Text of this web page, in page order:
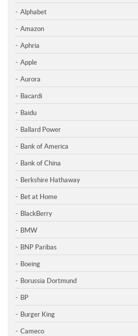
Alphabet
Amazon
Aphria
Apple
Aurora
Bacardi
Baidu
Ballard Power
Bank of America
Bank of China
Berkshire Hathaway
Bet at Home
BlackBerry
BMW
BNP Paribas
Boeing
Borussia Dortmund
BP
Burger King
Cameco